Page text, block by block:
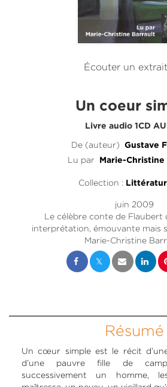
Écouter un extrait
Un coeur
Livre audio 1CD
De (auteur) Gustave
Lu par Marie-Christine
Collection :
juin 2009
Le célèbre conte de Flaubert
interprétation, émouvante mais
Marie-Christine
Résumé
Un cœur simple est le récit
d’une pauvre fille de
successivement un homme,